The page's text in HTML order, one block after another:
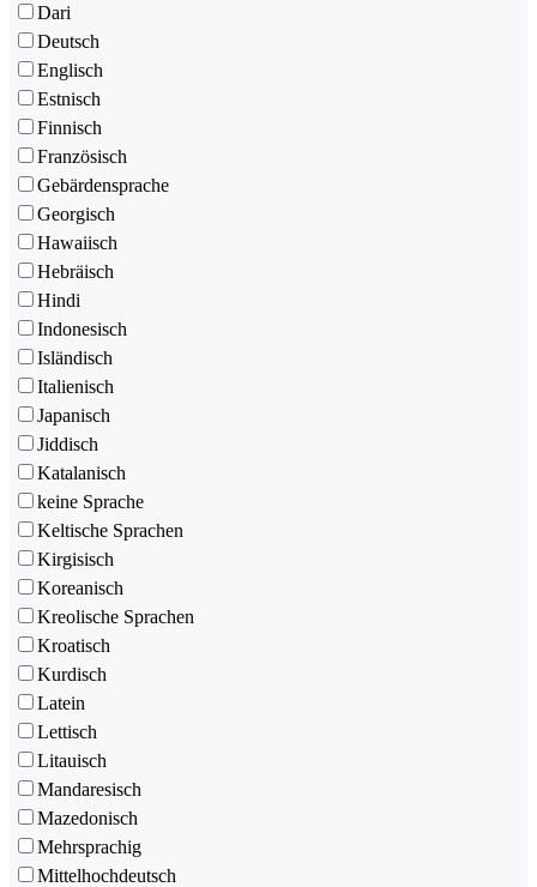
Dari
Deutsch
Englisch
Estnisch
Finnisch
Französisch
Gebärdensprache
Georgisch
Hawaiisch
Hebräisch
Hindi
Indonesisch
Isländisch
Italienisch
Japanisch
Jiddisch
Katalanisch
keine Sprache
Keltische Sprachen
Kirgisisch
Koreanisch
Kreolische Sprachen
Kroatisch
Kurdisch
Latein
Lettisch
Litauisch
Mandaresisch
Mazedonisch
Mehrsprachig
Mittelhochdeutsch